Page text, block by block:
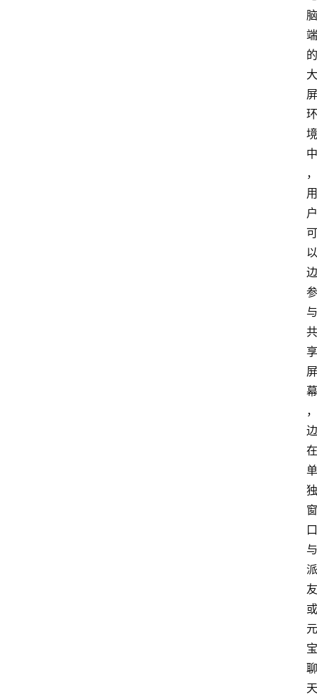
脑
端
的
大
屏
环
境
中
，
用
户
可
以
边
参
与
共
享
屏
幕
，
边
在
单
独
窗
口
与
派
友
或
元
宝
聊
天